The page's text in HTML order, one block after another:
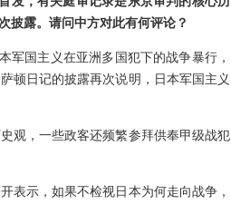
披露。请问中方对此有何评论？
军国主义在亚洲多国犯下的战争暴行，
顿日记的披露再次说明，日本军国主义
观，一些政客还频繁参拜供奉甲级战犯
表示，如果不检视日本为何走向战争，